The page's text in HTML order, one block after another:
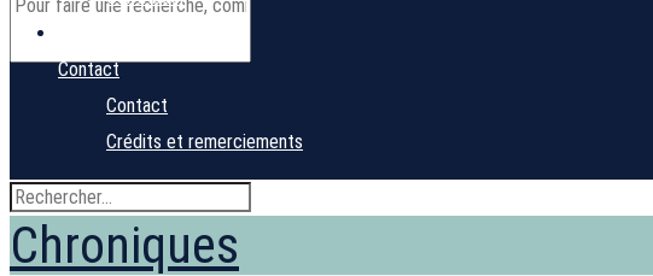
Contact
Contact
Crédits et remerciements
Chroniques